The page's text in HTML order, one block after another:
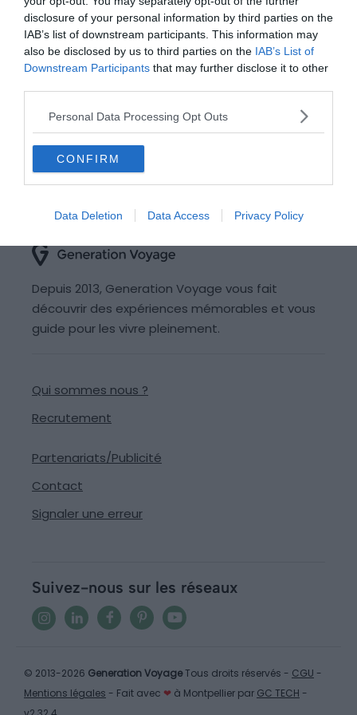
disclosure of your personal information by third parties on the
IAB’s list of downstream participants. This information may
also be disclosed by us to third parties on the IAB’s List of
Downstream Participants that may further disclose it to other
Personal Data Processing Opt Outs
CONFIRM
Data Deletion Data Access Privacy Policy
« 1 2 3 4 5 6
7
8
9 10 … 20 25 30
35
Depuis 2013, Generation Voyage vous fait
découvrir des expériences mémorables et vous
guide pour les vivre pleinement.
Qui sommes nous ?
Recrutement
Partenariats/Publicité
Contact
Signaler une erreur
Suivez-nous sur les réseaux
© 2013-2026 Generation VoyageTous droits réservés - CGU -
Mentions légales - Fait avec ❤ à Montpellier par GC TECH -